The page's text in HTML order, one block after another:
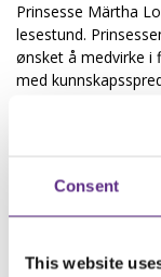
Consent
This website
Prinsesse Märtha
lesestund.
ønsket å medvirke i
med
- Vi er svært
barns premisser,
klassekamerater,